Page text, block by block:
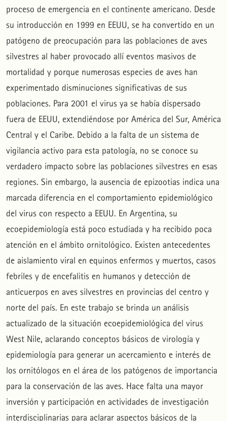
proceso de emergencia en el continente americano. Desde
su introducción en 1999 en EEUU, se ha convertido en un
patógeno de preocupación para las poblaciones de aves
silvestres al haber provocado allí eventos masivos de
mortalidad y porque numerosas especies de aves han
experimentado disminuciones significativas de sus
poblaciones. Para 2001 el virus ya se había dispersado
fuera de EEUU, extendiéndose por América del Sur, América
Central y el Caribe. Debido a la falta de un sistema de
vigilancia activo para esta patología, no se conoce su
verdadero impacto sobre las poblaciones silvestres en esas
regiones. Sin embargo, la ausencia de epizootias indica una
marcada diferencia en el comportamiento epidemiológico
del virus con respecto a EEUU. En Argentina, su
ecoepidemiología está poco estudiada y ha recibido poca
atención en el ámbito ornitológico. Existen antecedentes
de aislamiento viral en equinos enfermos y muertos, casos
febriles y de encefalitis en humanos y detección de
anticuerpos en aves silvestres en provincias del centro y
norte del país. En este trabajo se brinda un análisis
actualizado de la situación ecoepidemiológica del virus
West Nile, aclarando conceptos básicos de virología y
epidemiología para generar un acercamiento e interés de
los ornitólogos en el área de los patógenos de importancia
para la conservación de las aves. Hace falta una mayor
inversión y participación en actividades de investigación
interdisciplinarias para aclarar aspectos básicos de la